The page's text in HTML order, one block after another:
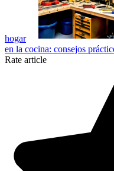
hogar
en la cocina: consejos
Rate article